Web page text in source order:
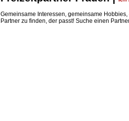
Gemeinsame Interessen, gemeinsame
Partner zu finden, der passt! Suche einen